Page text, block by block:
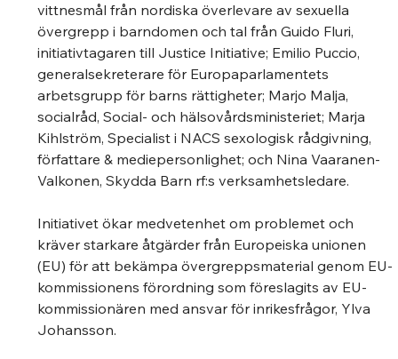
vittnesmål från nordiska överlevare av sexuella
övergrepp i barndomen och tal från Guido Fluri,
initiativtagaren till Justice Initiative; Emilio Puccio,
generalsekreterare för Europaparlamentets
arbetsgrupp för barns rättigheter; Marjo Malja,
socialråd, Social- och hälsovårdsministeriet; Marja
Kihlström, Specialist i NACS sexologisk rådgivning,
författare & mediepersonlighet; och Nina Vaaranen-
Valkonen, Skydda Barn rf:s verksamhetsledare.
Initiativet ökar medvetenhet om problemet och
kräver starkare åtgärder från Europeiska unionen
(EU) för att bekämpa övergreppsmaterial genom EU-
kommissionens förordning som föreslagits av EU-
kommissionären med ansvar för inrikesfrågor, Ylva
Johansson.